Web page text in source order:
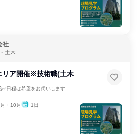
社
土木
リア開催※技術職(土木
✅日程は希望をお伺いします
・10月 1日